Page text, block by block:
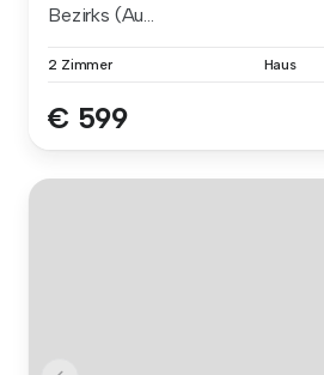
Bezirks (Au...
2 Zimmer Haus
€ 599